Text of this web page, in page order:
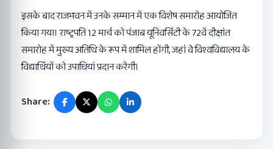
इसके बाद राजभवन में उनके सम्मान में एक विशेष समारोह आयोजित
किया गया। राष्ट्रपति 12 मार्च को पंजाब यूनिवर्सिटी के 72वें दीक्षांत
समारोह में मुख्य अतिथि के रूप में शामिल होंगी, जहां वे विश्वविद्यालय के
विद्यार्थियों को उपाधियां प्रदान करेंगी।
Share: